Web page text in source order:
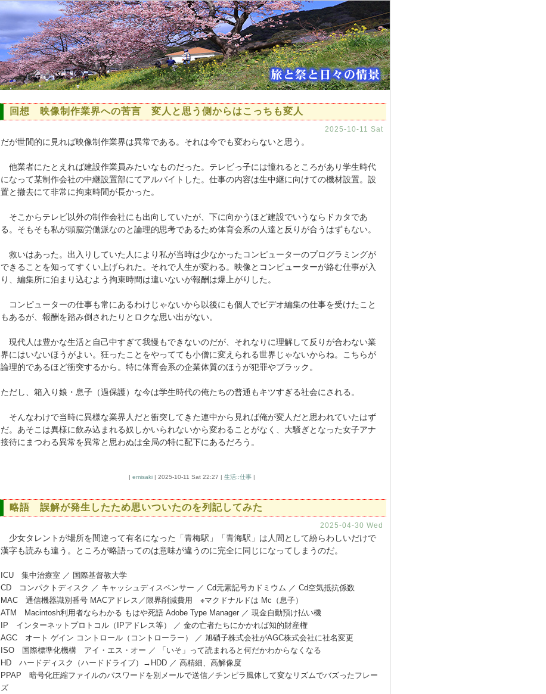
回想 映像制作業界への苦言 変人と思う側からはこっちも変人
2025-10-11 Sat
だが世間的に見れば映像制作業界は異常である。それは今でも変わらないと思う。
他業者にたとえれば建設作業員みたいなものだった。テレビっ子には憧れるところがあり学生時代
になって某制作会社の中継設置部にてアルバイトした。仕事の内容は生中継に向けての機材設置。設
置と撤去にて非常に拘束時間が長かった。
そこからテレビ以外の制作会社にも出向していたが、下に向かうほど建設でいうならドカタであ
る。そもそも私が頭脳労働派なのと論理的思考であるため体育会系の人達と反りが合うはずもない。
救いはあった。出入りしていた人により私が当時は少なかったコンピューターのプログラミングが
できることを知ってすくい上げられた。それで人生が変わる。映像とコンピューターが絡む仕事が入
り、編集所に泊まり込むよう拘束時間は違いないが報酬は爆上がりした。
コンピューターの仕事も常にあるわけじゃないから以後にも個人でビデオ編集の仕事を受けたこと
もあるが、報酬を踏み倒されたりとロクな思い出がない。
現代人は豊かな生活と自己中すぎて我慢もできないのだが、それなりに理解して反りが合わない業
界にはいないほうがよい。狂ったことをやってても小僧に変えられる世界じゃないからね。こちらが
論理的であるほど衝突するから。特に体育会系の企業体質のほうが犯罪やブラック。
ただし、箱入り娘・息子（過保護）な今は学生時代の俺たちの普通もキツすぎる社会にされる。
そんなわけで当時に異様な業界人だと衝突してきた連中から見れば俺が変人だと思われていたはず
だ。あそこは異様に飲み込まれる奴しかいられないから変わることがなく、大騒ぎとなった女子アナ
接待にまつわる異常を異常と思わぬは全局の特に配下にあるだろう。
| emisaki | 2025-10-11 Sat 22:27 | 生活::仕事 |
略語 誤解が発生したため思いついたのを列記してみた
2025-04-30 Wed
少女タレントが場所を間違って有名になった「青梅駅」「青海駅」は人間として紛らわしいだけで
漢字も読みも違う。ところが略語ってのは意味が違うのに完全に同じになってしまうのだ。
ICU 集中治療室 ／ 国際基督教大学
CD コンパクトディスク ／ キャッシュディスペンサー ／ Cd元素記号カドミウム ／ Cd空気抵抗係数
MAC 通信機器識別番号 MACアドレス／限界削減費用 ※マクドナルドは Mc（息子）
ATM Macintosh利用者ならわかる もはや死語 Adobe Type Manager ／ 現金自動預け払い機
IP インターネットプロトコル（IPアドレス等） ／ 金の亡者たちにかかれば知的財産権
AGC オート ゲイン コントロール（コントローラー） ／ 旭硝子株式会社がAGC株式会社に社名変更
ISO 国際標準化機構 アイ・エス・オー ／ 「いそ」って読まれると何だかわからなくなる
HD ハードディスク（ハードドライブ）→HDD ／ 高精細、高解像度
PPAP 暗号化圧縮ファイルのパスワードを別メールで送信／チンピラ風体して変なリズムでバズったフレー
ズ